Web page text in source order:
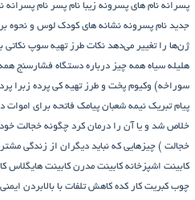
پسرانه نام های پسرونه زیبا نام پسر نام پسرانه
جدید نام پسرونه نشانه های کودک لوس و نحوه
ژن‌ها را تغییر می‌دهد نکات طرز تهیه سوپ
هلیله سیاه همه چیز درباره دستگاه فشارسنج
سوراخه) وکیوم پخت و طرز تهیه کی پرده زبرا
پیام تبریک نیمه شعبان پیامک فاتحه برای
خلاص شد و یا آن را درمان کرد
خجالت ) چیزهایی که نباید دیگران از زندگی
کابینت اشپزخانه کابینت مدرن کابینت هایگلاس
چوب کبریت کار کده کاهش تلفات با بالابردن